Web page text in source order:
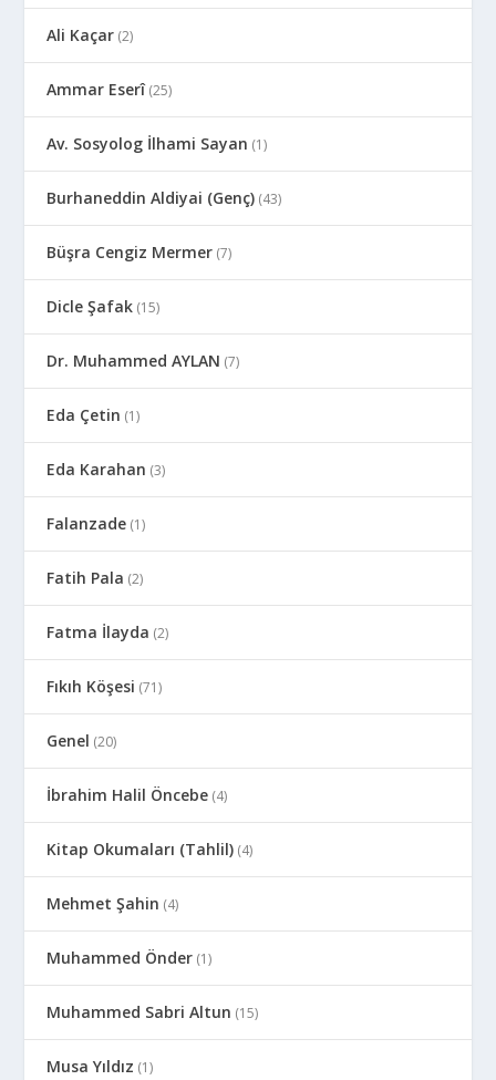
Ali Kaçar (2)
Ammar Eserî(25)
Av. Sosyolog İlhami Sayan (1)
Burhaneddin Aldiyai (Genç) (43)
Büşra Cengiz Mermer (7)
Dicle Şafak (15)
Dr. Muhammed AYLAN (7)
Eda Çetin (1)
Eda Karahan (3)
Falanzade (1)
Fatih Pala (2)
Fatma İlayda (2)
Fıkıh Köşesi (71)
Genel (20)
İbrahim Halil Öncebe (4)
Kitap Okumaları (Tahlil) (4)
Mehmet Şahin (4)
Muhammed Önder (1)
Muhammed Sabri Altun (15)
Musa Yıldız (1)